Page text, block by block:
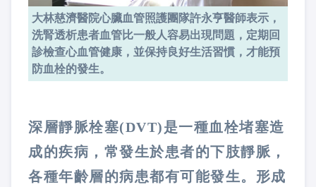
大林慈濟醫院心臟血管照護團隊許永亨醫師表示，
洗腎透析患者血管比一般人容易出現問題，定期回
診檢查心血管健康，並保持良好生活習慣，才能預
防血栓的發生。
深層靜脈栓塞(DVT)是一種血栓堵塞造
成的疾病，常發生於患者的下肢靜脈，
各種年齡層的病患都有可能發生。形成